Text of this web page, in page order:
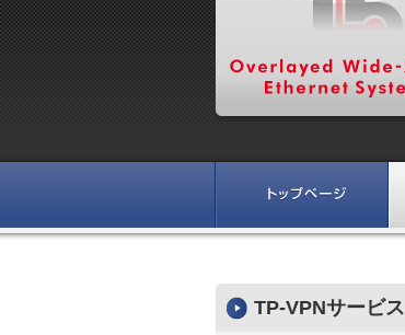
TP-VPNサービス